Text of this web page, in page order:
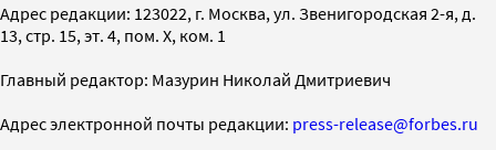
Адрес редакции: 123022, г. Москва, ул. Звенигородская 2-я, д.
13, стр. 15, эт. 4, пом. X, ком. 1
Главный редактор: Мазурин Николай Дмитриевич
Адрес электронной почты редакции: press-release@forbes.ru